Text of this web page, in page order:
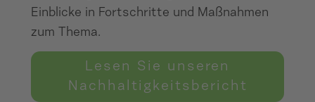
Einblicke in Fortschritte und Maßnahmen
zum Thema.
Lesen Sie unseren
Nachhaltigkeitsbericht